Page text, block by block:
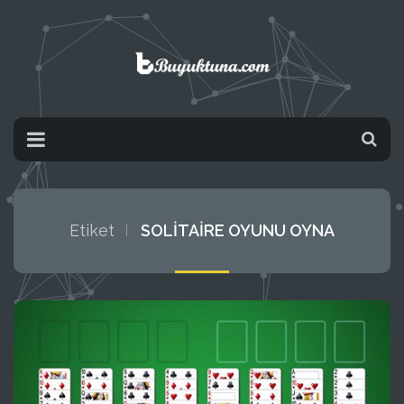
Etiket SOLITAIRE OYUNU OYNA